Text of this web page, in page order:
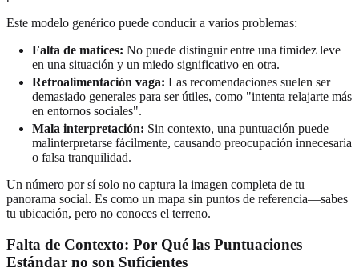
Este modelo genérico puede conducir a varios problemas:
Falta de matices: No puede distinguir entre una timidez leve
en una situación y un miedo significativo en otra.
Retroalimentación vaga: Las recomendaciones suelen ser
demasiado generales para ser útiles, como "intenta relajarte más
en entornos sociales".
Mala interpretación: Sin contexto, una puntuación puede
malinterpretarse fácilmente, causando preocupación innecesaria
o falsa tranquilidad.
Un número por sí solo no captura la imagen completa de tu
panorama social. Es como un mapa sin puntos de referencia—sabes
tu ubicación, pero no conoces el terreno.
Falta de Contexto: Por Qué las Puntuaciones
Estándar no son Suficientes